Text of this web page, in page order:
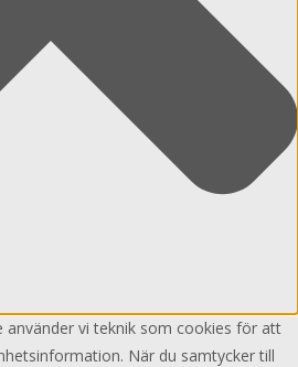
använder vi teknik som cookies för att
När du samtycker till